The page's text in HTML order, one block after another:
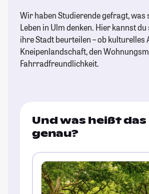
Wir haben Studierende gefragt, was
Leben in Ulm denken. Hier kannst du
ihre Stadt beurteilen – ob kulturelles
Kneipenlandschaft, den
Fahrradfreundlichkeit.
Und was heißt das
genau?